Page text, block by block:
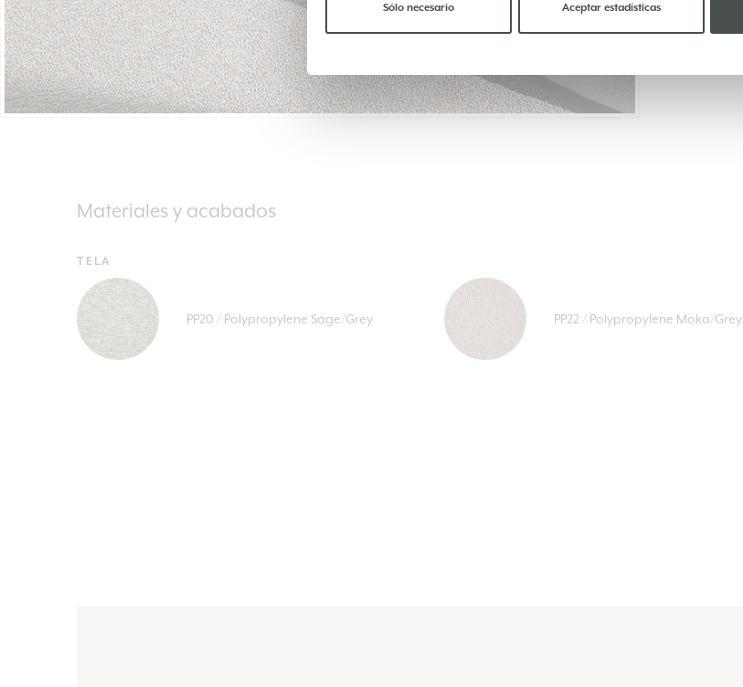
Materiales y acabados
TELA
PP20 / Polypropylene Sage/Grey PP22 / Polypropylene Moka/Grey
Sólo necesario Aceptar estadísticas